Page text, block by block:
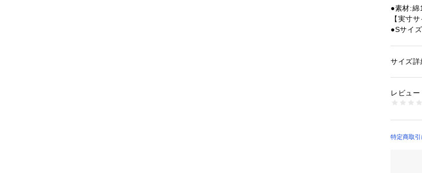
●素材:綿
【実寸サ
●Sサイ
3cm 【
●LLサイ
幅】
●中国製
※弊社
性別：
商品番号
サイズ詳
レビュー
特定商取